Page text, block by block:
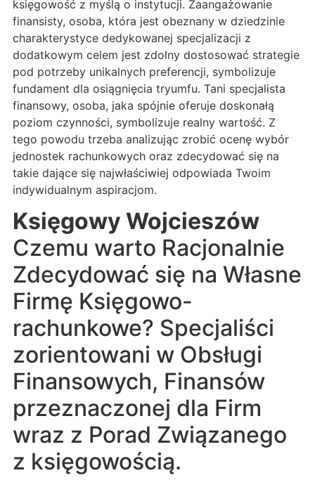
księgowość z myślą o instytucji. Zaangażowanie
finansisty, osoba, która jest obeznany w dziedzinie
charakterystyce dedykowanej specjalizacji z
dodatkowym celem jest zdolny dostosować strategie
pod potrzeby unikalnych preferencji, symbolizuje
fundament dla osiągnięcia tryumfu. Tani specjalista
finansowy, osoba, jaka spójnie oferuje doskonałą
poziom czynności, symbolizuje realny wartość. Z
tego powodu trzeba analizując zrobić ocenę wybór
jednostek rachunkowych oraz zdecydować się na
takie dające się najwłaściwiej odpowiada Twoim
indywidualnym aspiracjom.
Księgowy Wojcieszów
Czemu warto Racjonalnie
Zdecydować się na Własne
Firmę Księgowo-
rachunkowe? Specjaliści
zorientowani w Obsługi
Finansowych, Finansów
przeznaczonej dla Firm
wraz z Porad Związanego
z księgowością.